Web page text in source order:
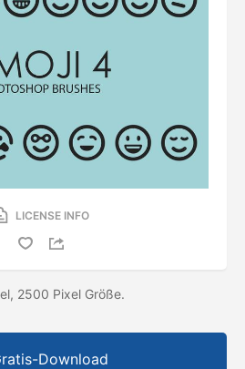
LICENSE INFO
2500 Pixel Größe.
Download